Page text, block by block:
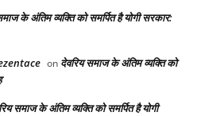
के अंतिम व्यक्ति को समर्पित है योगी सरकार:
on देवरिय समाज के अंतिम व्यक्ति को
समाज के अंतिम व्यक्ति को समर्पित है योगी